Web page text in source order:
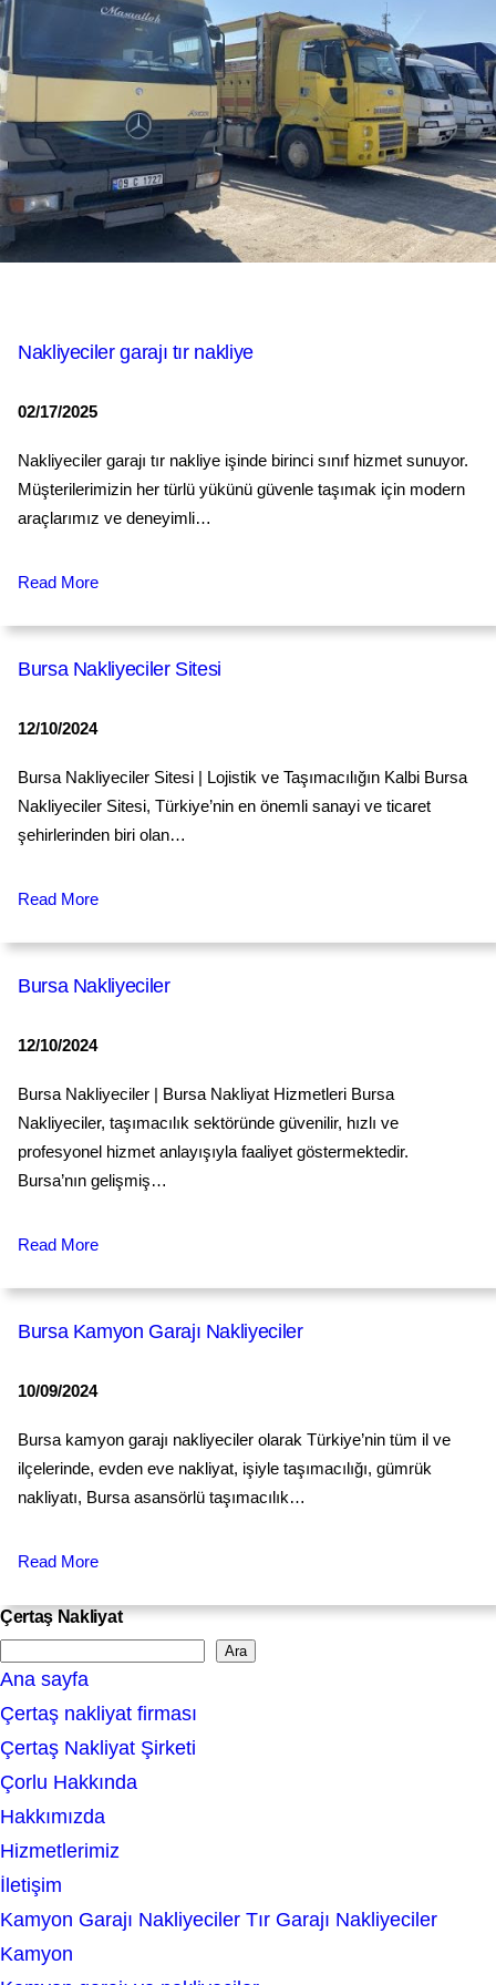
Nakliyeciler garajı tır nakliye
02/17/2025
Nakliyeciler garajı tır nakliye işinde birinci sınıf hizmet sunuyor.
Müşterilerimizin her türlü yükünü güvenle taşımak için modern
araçlarımız ve deneyimli…
Read More
Bursa Nakliyeciler Sitesi
12/10/2024
Bursa Nakliyeciler Sitesi | Lojistik ve Taşımacılığın Kalbi Bursa
Nakliyeciler Sitesi, Türkiye’nin en önemli sanayi ve ticaret
şehirlerinden biri olan…
Read More
Bursa Nakliyeciler
12/10/2024
Bursa Nakliyeciler | Bursa Nakliyat Hizmetleri Bursa
Nakliyeciler, taşımacılık sektöründe güvenilir, hızlı ve
profesyonel hizmet anlayışıyla faaliyet göstermektedir.
Bursa’nın gelişmiş…
Read More
Bursa Kamyon Garajı Nakliyeciler
10/09/2024
Bursa kamyon garajı nakliyeciler olarak Türkiye’nin tüm il ve
ilçelerinde, evden eve nakliyat, işiyle taşımacılığı, gümrük
nakliyatı, Bursa asansörlü taşımacılık…
Read More
Çertaş Nakliyat
e
a
r
c
h
Ara
Ana sayfa
Çertaş nakliyat firması
Çertaş Nakliyat Şirketi
Çorlu Hakkında
Hakkımızda
Hizmetlerimiz
İletişim
Kamyon Garajı Nakliyeciler Tır Garajı Nakliyeciler
Kamyon